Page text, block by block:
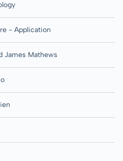
- Application
James Mathews